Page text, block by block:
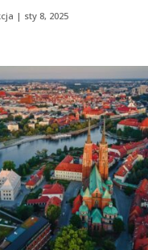
| sty 8, 2025